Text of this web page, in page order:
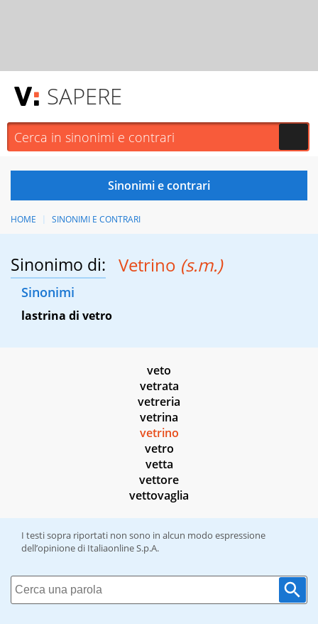
SAPERE
HOME SINONIMI E CONTRARI
Sinonimo di: Vetrino (s.m.)
Sinonimi
lastrina di vetro
veto
vetrata
vetreria
vetrina
vetrino
vetro
vetta
vettore
vettovaglia
I testi sopra riportati non sono in alcun modo espressione
dell’opinione di Italiaonline S.p.A.